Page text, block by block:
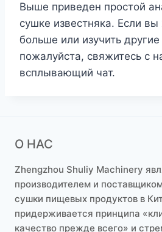
Выше приведен простой
сушке известняка. Если вы
больше или изучить
пожалуйста, свяжитесь с
всплывающий чат.
О НАС
Zhengzhou Shuliy Machinery
производителем и
сушки пищевых продуктов в
придерживается принципа
качество прежде всего» и